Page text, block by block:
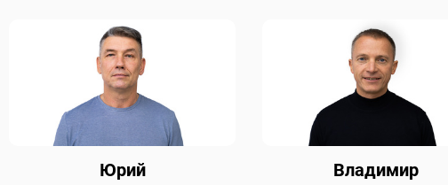
Юрий
Владимир